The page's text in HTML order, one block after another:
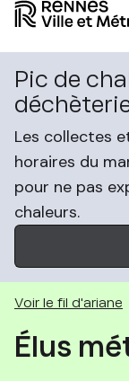
Pic de
Les collectes
horaires du
pour ne pas
chaleurs.
Voir le fil d'ariane
Élus